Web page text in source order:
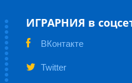
ИГРАРНИЯ в
ВКонтакте
Twitter